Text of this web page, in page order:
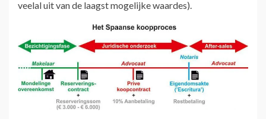
veelal uit van de laagst mogelijke waardes).